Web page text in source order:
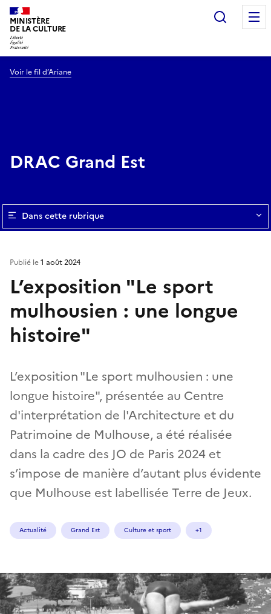
MINISTÈRE
DE LA CULTURE
Voir le fil d’Ariane
DRAC Grand Est
Dans cette rubrique
L’exposition "Le sport
mulhousien : une longue
histoire"
L’exposition "Le sport mulhousien : une
longue histoire", présentée au Centre
d'interprétation de l'Architecture et du
Patrimoine de Mulhouse, a été réalisée
dans la cadre des JO de Paris 2024 et
s’impose de manière d’autant plus évidente
que Mulhouse est labellisée Terre de Jeux.
Publié le1 août 2024
Actualité Grand Est Culture et sport +1